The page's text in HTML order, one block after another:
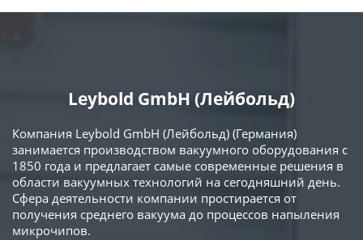
Leybold GmbH (Лейбольд)
Компания Leybold GmbH (Лейбольд) (Германия)
занимается производством вакуумного оборудования с
1850 года и предлагает самые современные решения в
области вакуумных технологий на сегодняшний день.
Сфера деятельности компании простирается от
получения среднего вакуума до процессов напыления
микрочипов.